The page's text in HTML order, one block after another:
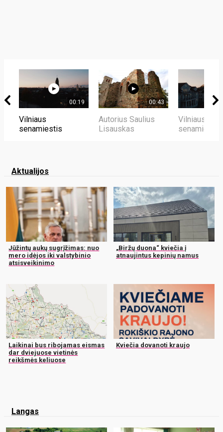
00:19
Vilniaus
senamiestis
00:43
Autorius Saulius
Lisauskas
Vilniaus
senamiestis
Aktualijos
Jūžintų aukų sugrįžimas: nuo
mero idėjos iki valstybinio
atsisveikinimo
„Biržų duona“ kviečia į
atnaujintus kepinių namus
Laikinai bus ribojamas eismas
dar dviejuose vietinės
reikšmės keliuose
Kviečia dovanoti kraujo
Langas